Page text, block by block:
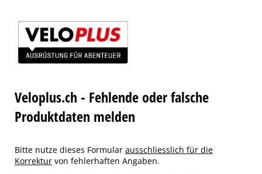
Veloplus.ch - Fehlende oder falsche
Produktdaten melden
Bitte nutze dieses Formular ausschliesslich für die
Korrektur von fehlerhaften Angaben.